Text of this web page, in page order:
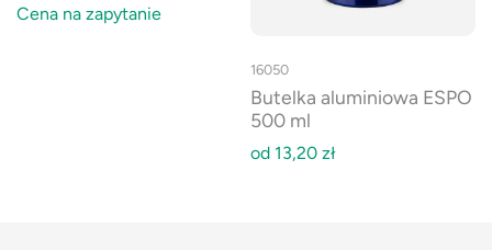
Cena na zapytanie
16050
Butelka aluminiowa ESPO
500 ml
od 13,20 zł